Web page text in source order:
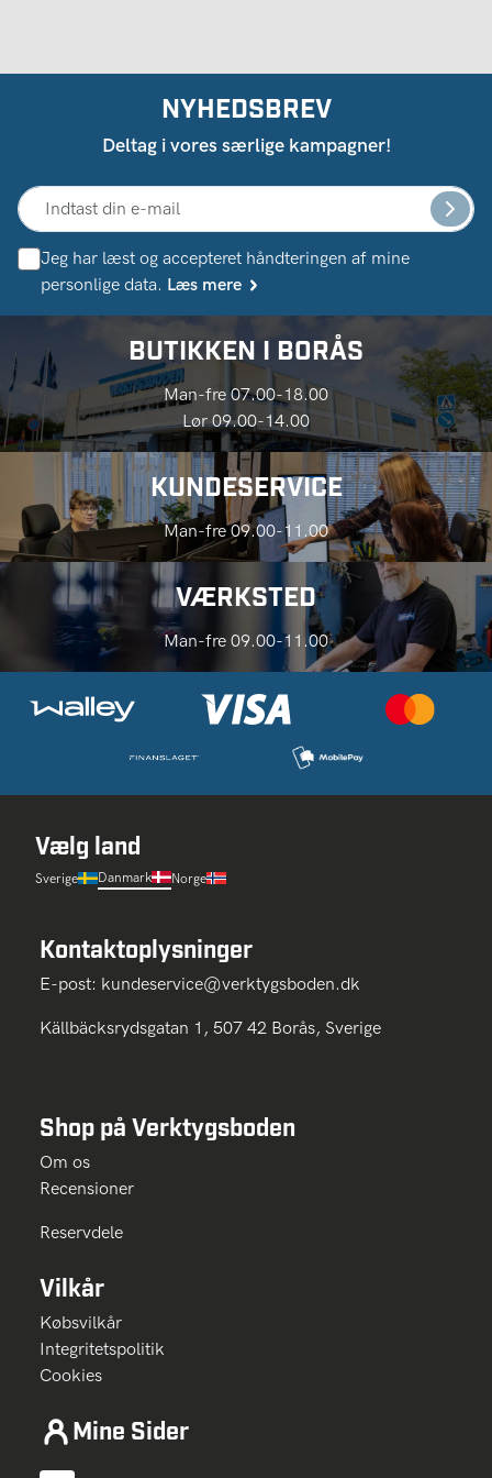
NYHEDSBREV
Deltag i vores særlige kampagner!
Jeg har læst og accepteret håndteringen af ​​mine
personlige data. Læs mere
BUTIKKEN I BORÅS
Man-fre 07.00-18.00
Lør 09.00-14.00
KUNDESERVICE
Man-fre 09.00-11.00
VÆRKSTED
Man-fre 09.00-11.00
Vælg land
Sverige Danmark Norge
Kontaktoplysninger
E-post: kundeservice@verktygsboden.dk
Källbäcksrydsgatan 1, 507 42 Borås, Sverige
Shop på Verktygsboden
Om os
Recensioner
Reservdele
Vilkår
Købsvilkår
Integritetspolitik
Cookies
Mine Sider